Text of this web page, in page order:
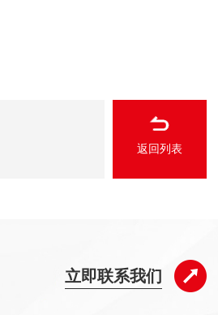
返回列表
立即联系我们